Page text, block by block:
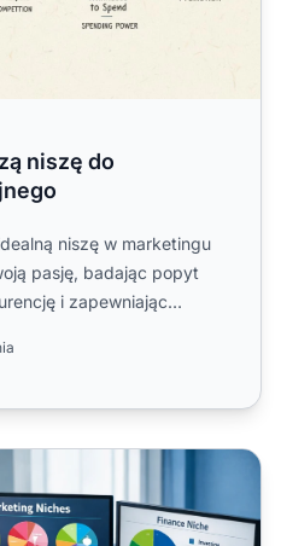
niszę do
niszę w marketingu
pasję, badając popyt
i zapewniając
afiliacyjnym ma